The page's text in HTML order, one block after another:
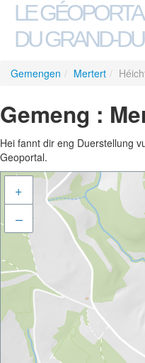
LE
DU GRAND-
Gemengen / Mertert /
Gemeng :
Hei fannt dir eng Duerstellung
Geoportal.
+
–